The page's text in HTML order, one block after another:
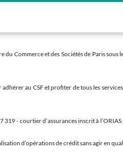
Commerce et des Sociétés de Paris sous
au CSF et profiter de tous les
- courtier d’assurances inscrit à
d’opérations de crédit sans agir en